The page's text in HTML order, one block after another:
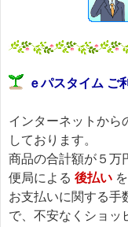
ｅパスタイム ご
インターネットから
しております。
商品の合計額が５万
便局による 後払い
お支払いに関する手
で、不安なくショッ